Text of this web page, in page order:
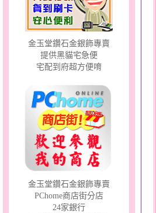
金玉堂鑽石金銀飾專賣
提供黑貓宅急便
宅配到府超方便唷
金玉堂鑽石金銀飾專賣
PChome商店街分店
24家銀行